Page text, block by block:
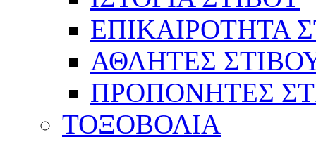
ΕΠΙΚΑΙΡΟΤΗΤΑ
ΑΘΛΗΤΕΣ
ΠΡΟΠΟΝΗΤΕΣ
ΤΟΞΟΒΟΛΙΑ